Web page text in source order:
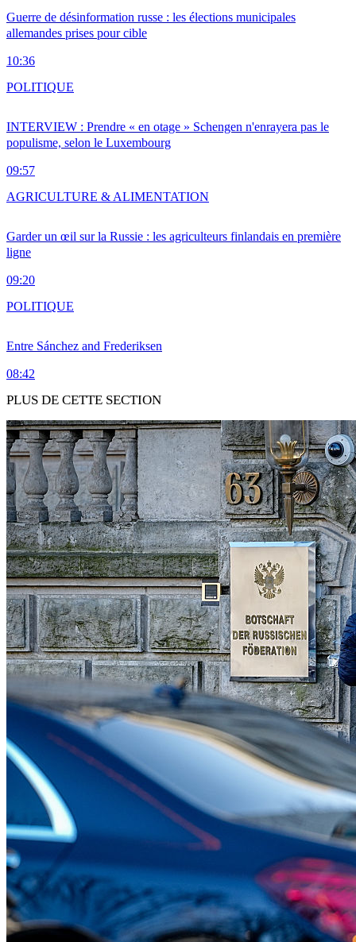
Guerre de désinformation russe : les élections municipales
allemandes prises pour cible
10:36
INTERVIEW : Prendre « en otage » Schengen n'enrayera pas le
populisme, selon le Luxembourg
09:57
POLITIQUE
Garder un œil sur la Russie : les agriculteurs finlandais en première
ligne
09:20
AGRICULTURE & ALIMENTATION
Entre Sánchez and Frederiksen
08:42
POLITIQUE
PLUS DE CETTE SECTION